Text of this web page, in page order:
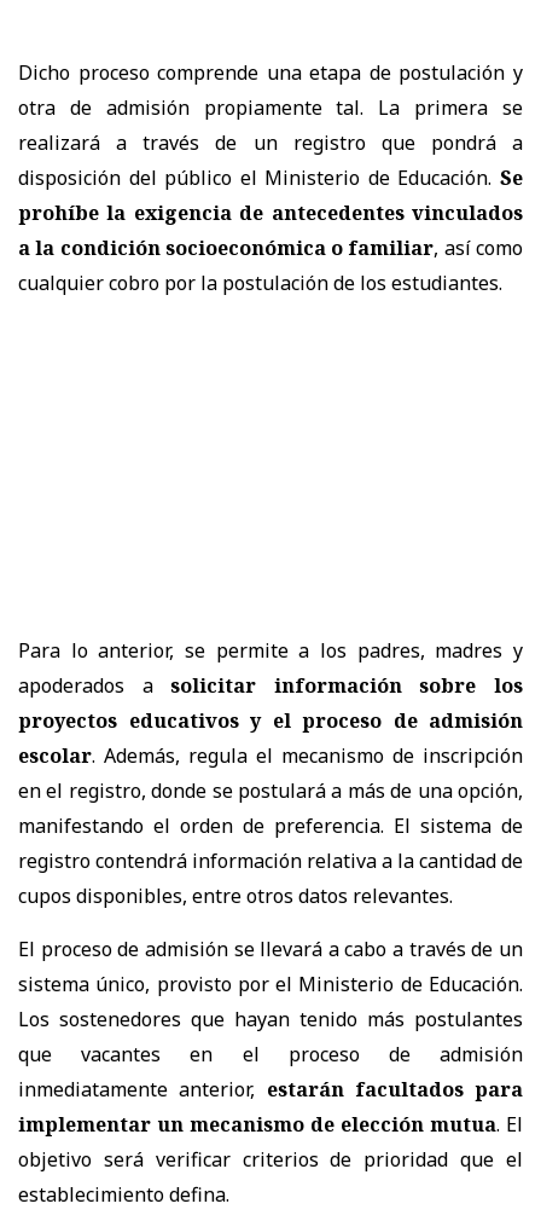
Dicho proceso comprende una etapa de postulación y
otra de admisión propiamente tal. La primera se
realizará a través de un registro que pondrá a
disposición del público el Ministerio de Educación. Se
prohíbe la exigencia de antecedentes vinculados
a la condición socioeconómica o familiar, así como
cualquier cobro por la postulación de los estudiantes.
Para lo anterior, se permite a los padres, madres y
apoderados asolicitar información sobre los
proyectos educativos y el proceso de admisión
escolar. Además, regula el mecanismo de inscripción
en el registro, donde se postulará a más de una opción,
manifestando el orden de preferencia. El sistema de
registro contendrá información relativa a la cantidad de
cupos disponibles, entre otros datos relevantes.
El proceso de admisión se llevará a cabo a través de un
sistema único, provisto por el Ministerio de Educación.
Los sostenedores que hayan tenido más postulantes
que vacantes en el proceso de admisión
inmediatamente anterior, estarán facultados para
implementar un mecanismo de elección mutua. El
objetivo será verificar criterios de prioridad que el
establecimiento defina.